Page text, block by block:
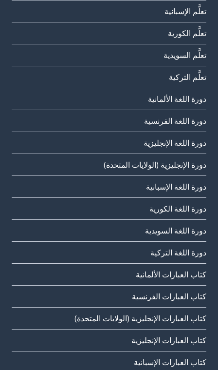
تعلَّم الإسبانية
تعلَّم الكورية
تعلَّم السويدية
تعلَّم التركية
دورة اللغة الألمانية
دورة اللغة الفرنسية
دورة اللغة الإنجليزية
دورة الإنجليزية (الولايات المتحدة)
دورة اللغة الإسبانية
دورة اللغة الكورية
دورة اللغة السويدية
دورة اللغة التركية
كتاب العبارات الألمانية
كتاب العبارات الفرنسية
كتاب العبارات الإنجليزية (الولايات المتحدة)
كتاب العبارات الإنجليزية
كتاب العبارات الإسبانية